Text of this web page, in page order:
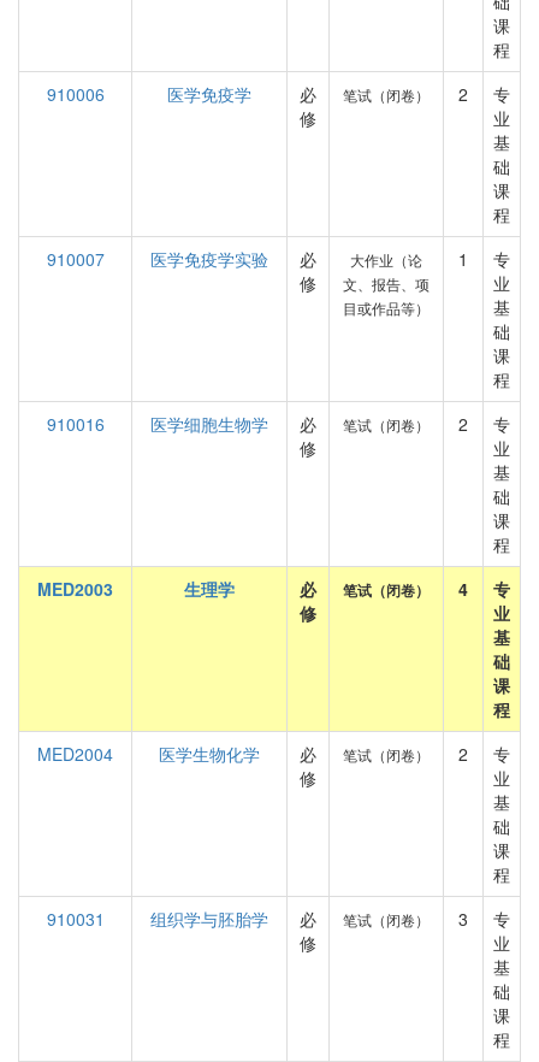
课
程
910006
医学免疫学
必
修
笔试（闭卷） 2
专
业
基
础
课
程
910007
医学免疫学实验
必
修
大作业（论
文、报告、项
目或作品等）
1
专
业
基
础
课
程
910016
医学细胞生物学
必
修
笔试（闭卷） 2
专
业
基
础
课
程
MED2003
生理学
必
修
笔试（闭卷） 4
专
业
基
础
课
程
MED2004
医学生物化学
必
修
笔试（闭卷） 2
专
业
基
础
课
程
910031
组织学与胚胎学
必
修
笔试（闭卷） 3
专
业
基
础
课
程